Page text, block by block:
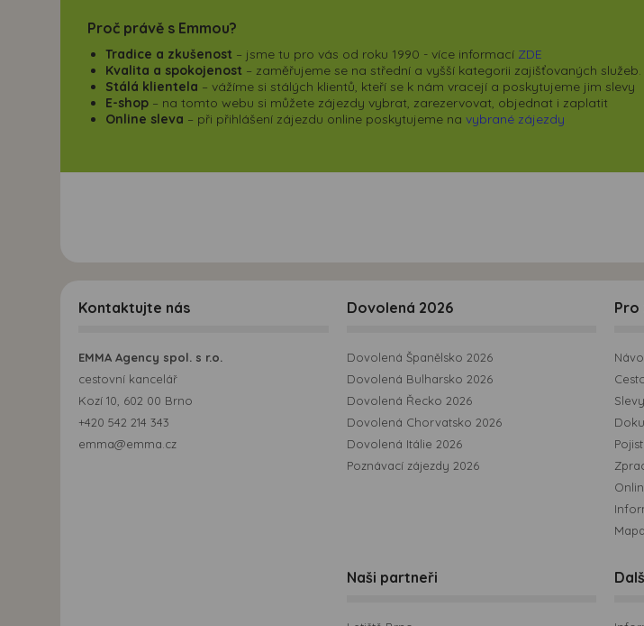
Proč právě s Emmou?
Tradice a zkušenost – jsme tu pro vás od roku 1990 - více informací ZDE
Kvalita a spokojenost – zaměřujeme se na střední a vyšší kategorii zajišťovaných
Stálá klientela – vážíme si stálých klientů, kteří se k nám vracejí a poskytujeme jim slevy
E-shop – na tomto webu si můžete zájezdy vybrat, zarezervovat, objednat i zaplatit
Online sleva – při přihlášení zájezdu online poskytujeme na vybrané zájezdy
Kontaktujte nás
EMMA Agency spol. s r.o.
cestovní kancelář
Kozí 10, 602 00 Brno
+420 542 214 343
emma@emma.cz
Dovolená 2026
Dovolená Španělsko 2026
Dovolená Bulharsko 2026
Dovolená Řecko 2026
Dovolená Chorvatsko 2026
Dovolená Itálie 2026
Poznávací zájezdy 2026
Pro
Slevy
Naši partneři